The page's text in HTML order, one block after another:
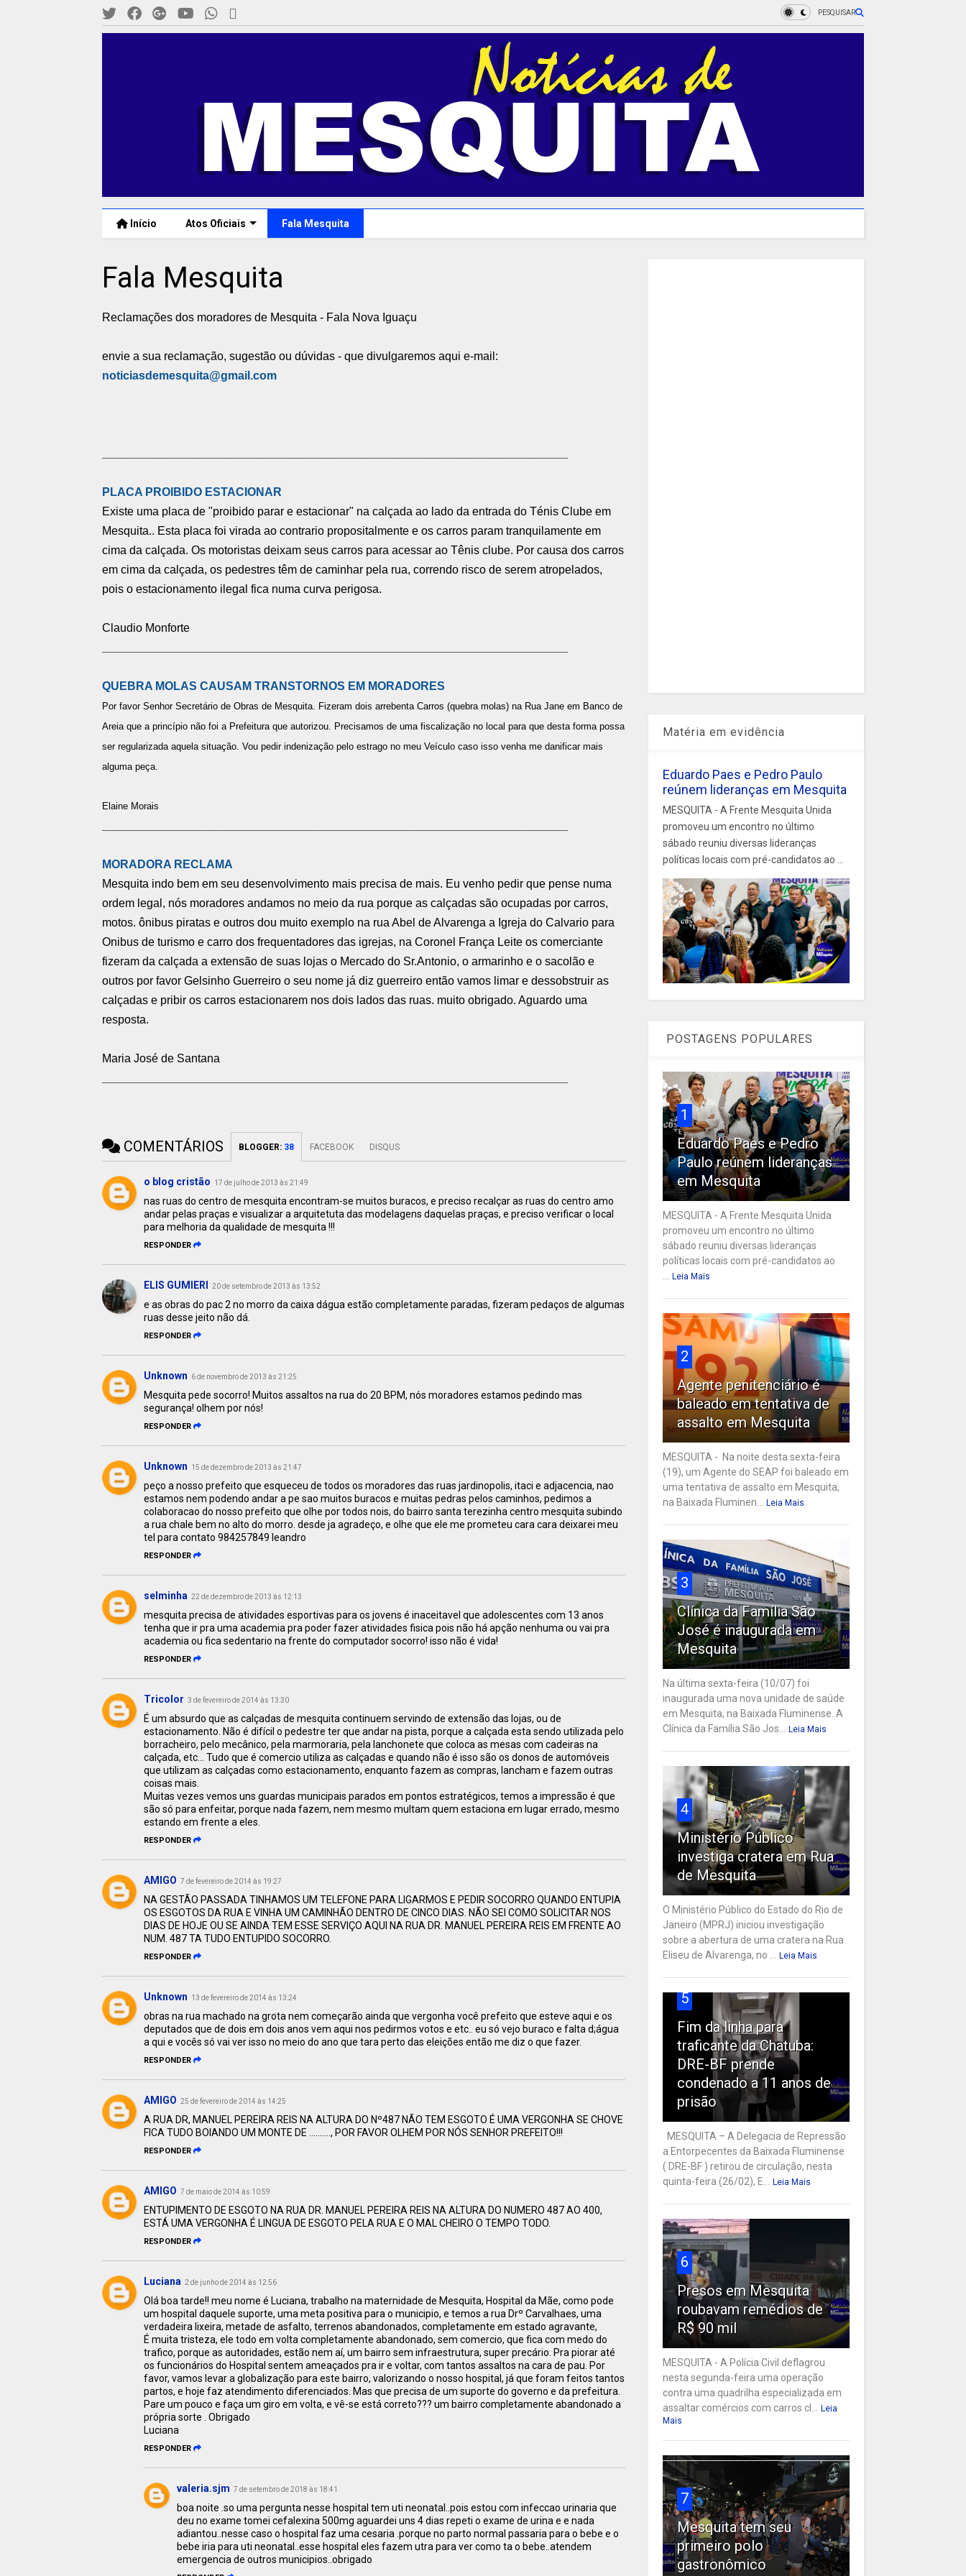
PESQUISAR
Início Atos Oficiais Fala Mesquita
Fala Mesquita
Reclamações dos moradores de Mesquita - Fala Nova Iguaçu
envie a sua reclamação, sugestão ou dúvidas - que divulgaremos aqui e-mail:
noticiasdemesquita@gmail.com
PLACA PROIBIDO ESTACIONAR
Existe uma placa de "proibido parar e estacionar" na calçada ao lado da entrada do Ténis Clube em
Mesquita.. Esta placa foi virada ao contrario propositalmente e os carros param tranquilamente em
cima da calçada. Os motoristas deixam seus carros para acessar ao Tênis clube. Por causa dos carros
em cima da calçada, os pedestres têm de caminhar pela rua, correndo risco de serem atropelados,
pois o estacionamento ilegal fica numa curva perigosa.
Claudio Monforte
QUEBRA MOLAS CAUSAM TRANSTORNOS EM MORADORES
Por favor Senhor Secretário de Obras de Mesquita. Fizeram dois arrebenta Carros (quebra molas) na Rua Jane em Banco de
Areia que a princípio não foi a Prefeitura que autorizou. Precisamos de uma fiscalização no local para que desta forma possa
ser regularizada aquela situação. Vou pedir indenização pelo estrago no meu Veículo caso isso venha me danificar mais
alguma peça.
Elaine Morais
MORADORA RECLAMA
Mesquita indo bem em seu desenvolvimento mais precisa de mais. Eu venho pedir que pense numa
ordem legal, nós moradores andamos no meio da rua porque as calçadas são ocupadas por carros,
motos. ônibus piratas e outros dou muito exemplo na rua Abel de Alvarenga a Igreja do Calvario para
Onibus de turismo e carro dos frequentadores das igrejas, na Coronel França Leite os comerciante
fizeram da calçada a extensão de suas lojas o Mercado do Sr.Antonio, o armarinho e o sacolão e
outros por favor Gelsinho Guerreiro o seu nome já diz guerreiro então vamos limar e dessobstruir as
calçadas e pribir os carros estacionarem nos dois lados das ruas. muito obrigado. Aguardo uma
resposta.
Maria José de Santana
COMENTÁRIOS BLOGGER: 38 FACEBOOK DISQUS
o blog cristão 17 de julho de 2013 às 21:49
nas ruas do centro de mesquita encontram-se muitos buracos, e preciso recalçar as ruas do centro amo
andar pelas praças e visualizar a arquitetuta das modelagens daquelas praças, e preciso verificar o local
para melhoria da qualidade de mesquita !!!
RESPONDER
ELIS GUMIERI 20 de setembro de 2013 às 13:52
e as obras do pac 2 no morro da caixa dágua estão completamente paradas, fizeram pedaços de algumas
ruas desse jeito não dá.
RESPONDER
Unknown 6 de novembro de 2013 às 21:25
Mesquita pede socorro! Muitos assaltos na rua do 20 BPM, nós moradores estamos pedindo mas
segurança! olhem por nós!
RESPONDER
Unknown 15 de dezembro de 2013 às 21:47
peço a nosso prefeito que esqueceu de todos os moradores das ruas jardinopolis, itaci e adjacencia, nao
estamos nem podendo andar a pe sao muitos buracos e muitas pedras pelos caminhos, pedimos a
colaboracao do nosso prefeito que olhe por todos nois, do bairro santa terezinha centro mesquita subindo
a rua chale bem no alto do morro. desde ja agradeço, e olhe que ele me prometeu cara cara deixarei meu
tel para contato 984257849 leandro
RESPONDER
selminha 22 de dezembro de 2013 às 12:13
mesquita precisa de atividades esportivas para os jovens é inaceitavel que adolescentes com 13 anos
tenha que ir pra uma academia pra poder fazer atividades fisica pois não há apção nenhuma ou vai pra
academia ou fica sedentario na frente do computador socorro! isso não é vida!
RESPONDER
Tricolor 3 de fevereiro de 2014 às 13:30
É um absurdo que as calçadas de mesquita continuem servindo de extensão das lojas, ou de
estacionamento. Não é difícil o pedestre ter que andar na pista, porque a calçada esta sendo utilizada pelo
borracheiro, pelo mecânico, pela marmoraria, pela lanchonete que coloca as mesas com cadeiras na
calçada, etc... Tudo que é comercio utiliza as calçadas e quando não é isso são os donos de automóveis
que utilizam as calçadas como estacionamento, enquanto fazem as compras, lancham e fazem outras
coisas mais.
Muitas vezes vemos uns guardas municipais parados em pontos estratégicos, temos a impressão é que
são só para enfeitar, porque nada fazem, nem mesmo multam quem estaciona em lugar errado, mesmo
estando em frente a eles.
RESPONDER
AMIGO 7 de fevereiro de 2014 às 19:27
NA GESTÃO PASSADA TINHAMOS UM TELEFONE PARA LIGARMOS E PEDIR SOCORRO QUANDO ENTUPIA
OS ESGOTOS DA RUA E VINHA UM CAMINHÃO DENTRO DE CINCO DIAS. NÃO SEI COMO SOLICITAR NOS
DIAS DE HOJE OU SE AINDA TEM ESSE SERVIÇO AQUI NA RUA DR. MANUEL PEREIRA REIS EM FRENTE AO
NUM. 487 TA TUDO ENTUPIDO SOCORRO.
RESPONDER
Unknown 13 de fevereiro de 2014 às 13:24
obras na rua machado na grota nem começarão ainda que vergonha você prefeito que esteve aqui e os
deputados que de dois em dois anos vem aqui nos pedirmos votos e etc.. eu só vejo buraco e falta d;água
a qui e vocês só vai ver isso no meio do ano que tara perto das eleições então me diz o que fazer.
RESPONDER
AMIGO 25 de fevereiro de 2014 às 14:25
A RUA DR, MANUEL PEREIRA REIS NA ALTURA DO Nº487 NÃO TEM ESGOTO É UMA VERGONHA SE CHOVE
FICA TUDO BOIANDO UM MONTE DE .........., POR FAVOR OLHEM POR NÓS SENHOR PREFEITO!!!
RESPONDER
AMIGO 7 de maio de 2014 às 10:59
ENTUPIMENTO DE ESGOTO NA RUA DR. MANUEL PEREIRA REIS NA ALTURA DO NUMERO 487 AO 400,
ESTÁ UMA VERGONHA É LINGUA DE ESGOTO PELA RUA E O MAL CHEIRO O TEMPO TODO.
RESPONDER
Luciana 2 de junho de 2014 às 12:56
Olá boa tarde!! meu nome é Luciana, trabalho na maternidade de Mesquita, Hospital da Mãe, como pode
um hospital daquele suporte, uma meta positiva para o municipio, e temos a rua Drº Carvalhaes, uma
verdadeira lixeira, metade de asfalto, terrenos abandonados, completamente em estado agravante,
É muita tristeza, ele todo em volta completamente abandonado, sem comercio, que fica com medo do
trafico, porque as autoridades, estão nem aí, um bairro sem infraestrutura, super precário. Pra piorar até
os funcionários do Hospital sentem ameaçados pra ir e voltar, com tantos assaltos na cara de pau. Por
favor, vamos levar a globalização para este bairro, valorizando o nosso hospital, já que foram feitos tantos
partos, e hoje faz atendimento diferenciados. Mas que precisa de um suporte do governo e da prefeitura.
Pare um pouco e faça um giro em volta, e vê-se está correto??? um bairro completamente abandonado a
própria sorte . Obrigado
Luciana
RESPONDER
valeria.sjm 7 de setembro de 2018 às 18:41
boa noite .so uma pergunta nesse hospital tem uti neonatal..pois estou com infeccao urinaria que
deu no exame tomei cefalexina 500mg aguardei uns 4 dias repeti o exame de urina e e nada
adiantou..nesse caso o hospital faz uma cesaria .porque no parto normal passaria para o bebe e o
bebe iria para uti neonatal..esse hospital eles fazem utra para ver como ta o bebe..atendem
emergencia de outros municipios..obrigado
Matéria em evidência
Eduardo Paes e Pedro Paulo
reúnem lideranças em Mesquita
MESQUITA - A Frente Mesquita Unida
promoveu um encontro no último
sábado reuniu diversas lideranças
políticas locais com pré-candidatos ao ...
POSTAGENS POPULARES
1
Eduardo Paes e Pedro
Paulo reúnem lideranças
em Mesquita
MESQUITA - A Frente Mesquita Unida
promoveu um encontro no último
sábado reuniu diversas lideranças
políticas locais com pré-candidatos ao
... Leia Mais
2
Agente penitenciário é
baleado em tentativa de
assalto em Mesquita
MESQUITA - Na noite desta sexta-feira
(19), um Agente do SEAP foi baleado em
uma tentativa de assalto em Mesquita,
na Baixada Fluminen... Leia Mais
3
Clínica da Família São
José é inaugurada em
Mesquita
Na última sexta-feira (10/07) foi
inaugurada uma nova unidade de saúde
em Mesquita, na Baixada Fluminense. A
Clínica da Família São Jos... Leia Mais
4
Ministério Público
investiga cratera em Rua
de Mesquita
O Ministério Público do Estado do Rio de
Janeiro (MPRJ) iniciou investigação
sobre a abertura de uma cratera na Rua
Eliseu de Alvarenga, no ... Leia Mais
5
Fim da linha para
traficante da Chatuba:
DRE-BF prende
condenado a 11 anos de
prisão
MESQUITA – A Delegacia de Repressão
a Entorpecentes da Baixada Fluminense
( DRE-BF ) retirou de circulação, nesta
quinta-feira (26/02), E... Leia Mais
6
Presos em Mesquita
roubavam remédios de
R$ 90 mil
MESQUITA - A Polícia Civil deflagrou
nesta segunda-feira uma operação
contra uma quadrilha especializada em
assaltar comércios com carros cl... Leia
Mais
7
Mesquita tem seu
primeiro polo
gastronômico